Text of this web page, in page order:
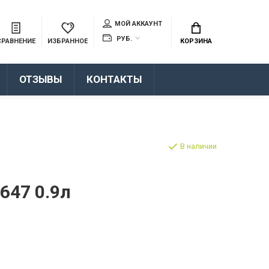
ИЗБРАННОЕ
МОЙ АККАУНТ
РУБ.
КОРЗИНА
ОТЗЫВЫ КОНТАКТЫ
0.9л
В наличии